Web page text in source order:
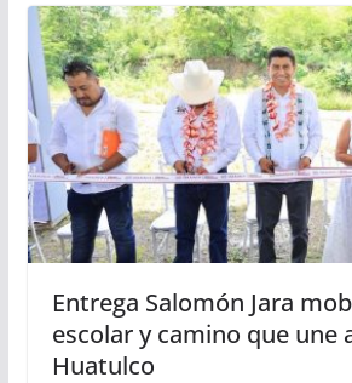
Entrega Salomón Jara
escolar y camino que une
Huatulco